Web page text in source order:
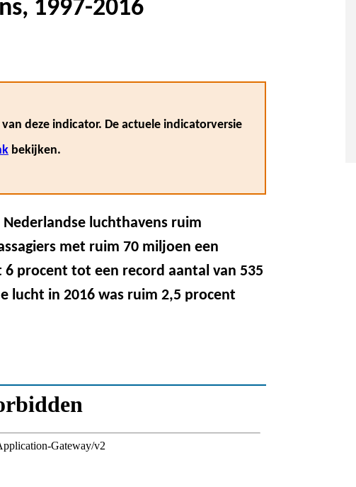
1997-2016
deze indicator. De actuele indicatorversie
bekijken.
luchthavens ruim
met ruim 70 miljoen een
procent tot een record aantal van 535
lucht in 2016 was ruim 2,5 procent